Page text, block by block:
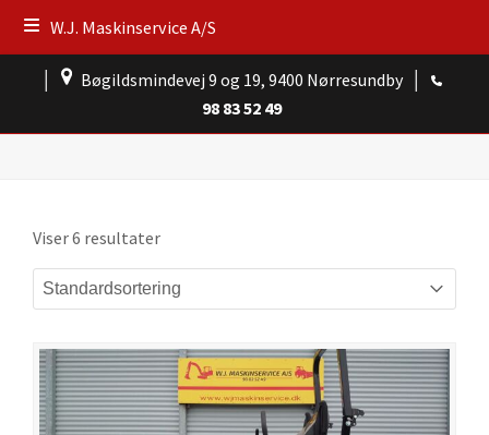
W.J. Maskinservice A/S
Bøgildsmindevej 9 og 19, 9400 Nørresundby
98 83 52 49
Viser 6 resultater